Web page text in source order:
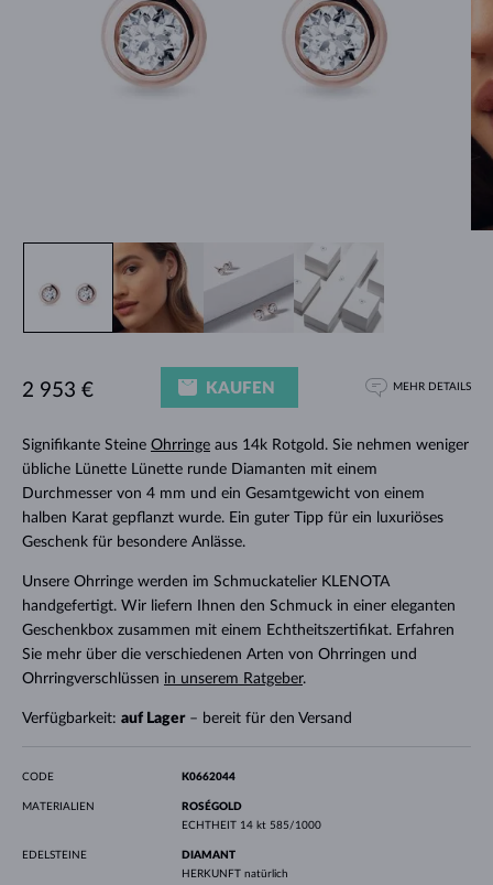
Signifikante Steine ​​ Ohrringeaus 14k Rotgold. Sie nehmen weniger
übliche Lünette Lünette runde Diamanten mit einem
Durchmesser von 4 mm und ein Gesamtgewicht von einem
halben Karat gepflanzt wurde. Ein guter Tipp für ein luxuriöses
Geschenk für besondere Anlässe.
Unsere Ohrringe werden im Schmuckatelier KLENOTA
handgefertigt. Wir liefern Ihnen den Schmuck in einer eleganten
Geschenkbox zusammen mit einem Echtheitszertifikat. Erfahren
Sie mehr über die verschiedenen Arten von Ohrringen und
Ohrringverschlüssen in unserem Ratgeber.
Verfügbarkeit: auf Lager– bereit für den Versand
2 953 € KAUFEN MEHR DETAILS
CODE K0662044
MATERIALIEN
ROSÉGOLD
ECHTHEIT 14 kt 585/1000
EDELSTEINE
DIAMANT
HERKUNFT natürlich